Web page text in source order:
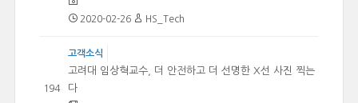
2020-02-26 HS_Tech
194
고객소식
고려대 임상혁교수, 더 안전하고 더 선명한 X선 사진 찍는
다